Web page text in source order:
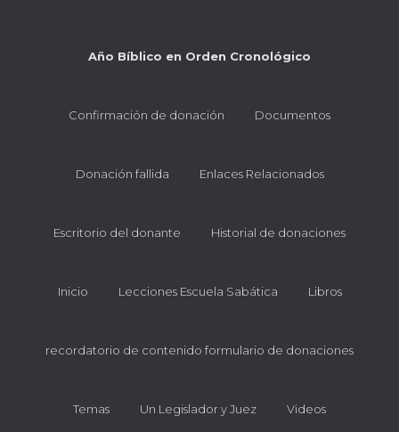
Año Bíblico en Orden Cronológico
Confirmación de donación Documentos
Donación fallida Enlaces Relacionados
Escritorio del donante Historial de donaciones
Inicio Lecciones Escuela Sabática Libros
recordatorio de contenido formulario de donaciones
Temas Un Legislador y Juez Videos